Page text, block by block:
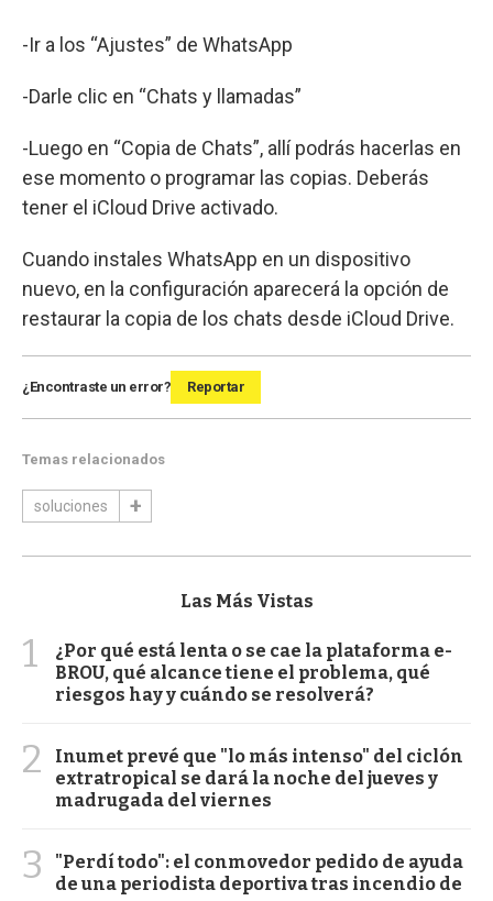
-Ir a los “Ajustes” de WhatsApp
-Darle clic en “Chats y llamadas”
-Luego en “Copia de Chats”, allí podrás hacerlas en
ese momento o programar las copias. Deberás
tener el iCloud Drive activado.
Cuando instales WhatsApp en un dispositivo
nuevo, en la configuración aparecerá la opción de
restaurar la copia de los chats desde iCloud Drive.
¿Encontraste un error? Reportar
Temas relacionados
soluciones
Las Más Vistas
1
¿Por qué está lenta o se cae la plataforma e-
BROU, qué alcance tiene el problema, qué
riesgos hay y cuándo se resolverá?
2
Inumet prevé que "lo más intenso" del ciclón
extratropical se dará la noche del jueves y
madrugada del viernes
3
"Perdí todo": el conmovedor pedido de ayuda
de una periodista deportiva tras incendio de